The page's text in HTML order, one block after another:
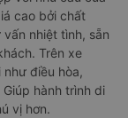
cao bởi chất
nhiệt tình, sẵn
Trên xe
điều hòa,
hành trình di
vị hơn.